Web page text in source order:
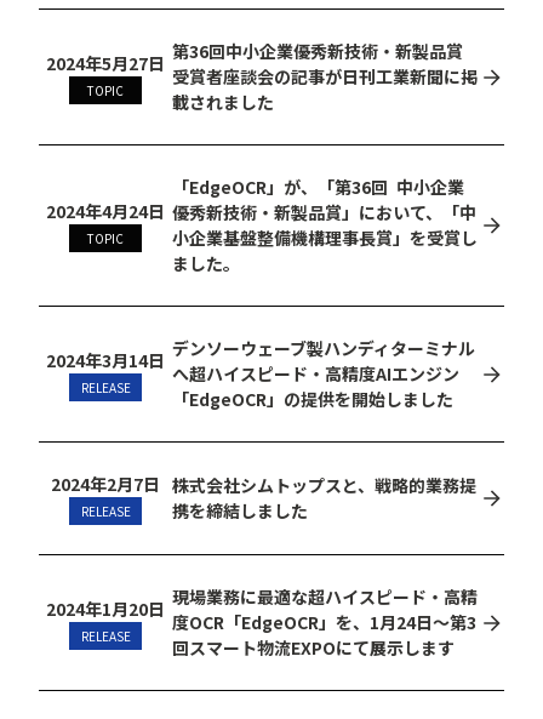
2024年5月27日
TOPIC
第36回中小企業優秀新技術・新製品賞
受賞者座談会の記事が日刊工業新聞に掲
載されました
2024年4月24日
TOPIC
「EdgeOCR」が、「第36回 中小企業
優秀新技術・新製品賞」において、「中
小企業基盤整備機構理事長賞」を受賞し
ました。
2024年3月14日
RELEASE
デンソーウェーブ製ハンディターミナル
へ超ハイスピード・高精度AIエンジン
「EdgeOCR」の提供を開始しました
2024年2月7日
RELEASE
株式会社シムトップスと、戦略的業務提
携を締結しました
2024年1月20日
RELEASE
現場業務に最適な超ハイスピード・高精
度OCR「EdgeOCR」を、1月24日〜第3
回スマート物流EXPOにて展示します